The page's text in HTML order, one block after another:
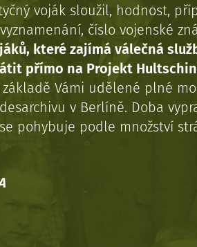
voják sloužil, hodnost,
číslo vojenské
které zajímá válečná
přímo na Projekt
základě Vámi udělené plné
v Berlíně. Doba
pohybuje podle množství